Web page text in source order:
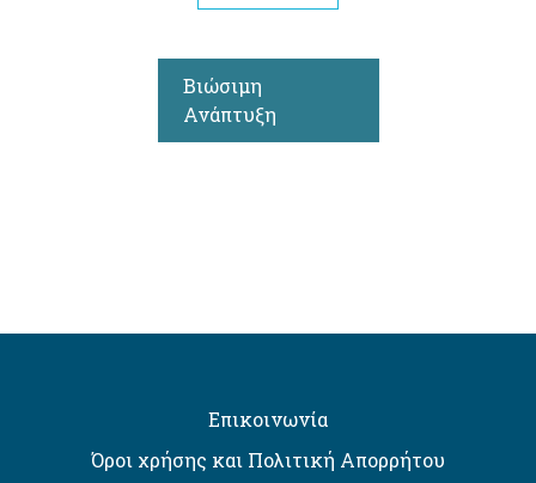
Βιώσιμη
Ανάπτυξη
Επικοινωνία
Όροι χρήσης και Πολιτική Απορρήτου